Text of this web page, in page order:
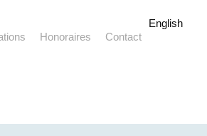
Honoraires Contact
English